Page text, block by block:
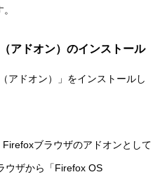
アドオン）のインストール
アドオン）」をインストールし
ブラウザのアドオンとして
ウザから「Firefox OS